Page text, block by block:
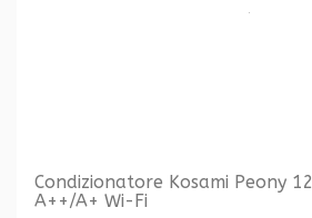
Condizionatore Kosami Peony
A++/A+ Wi-Fi